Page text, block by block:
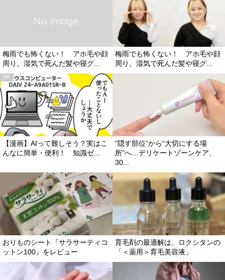
梅雨でも怖くない！ アホ毛や顔
周り、湿気で死んだ髪や寝グ...
梅雨でも怖くない！ アホ毛や顔
周り、湿気で死んだ髪や寝グ...
【漫画】AIって難しそう？実はこ
んなに簡単・便利！ 知識ゼ...
“隠す部位”から“大切にする場
所”へ…デリケートゾーンケア、
30...
おりものシート『サラサーティコ
ットン100』をレビュー
育毛剤の最適解は、ロクシタンの
「＜薬用＞育毛美容液」